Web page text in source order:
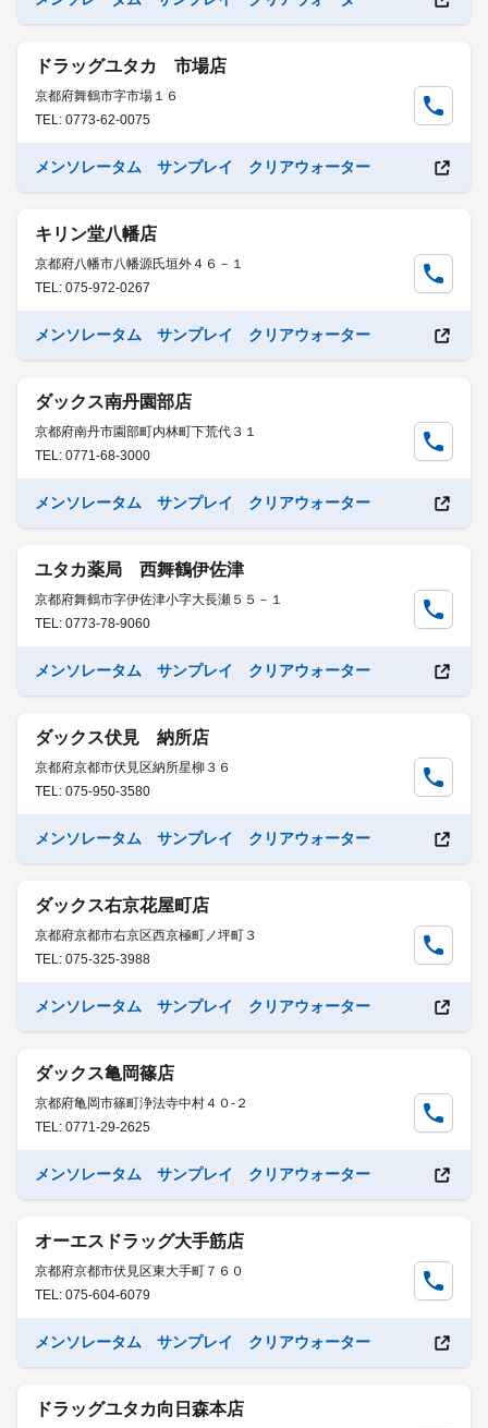
ドラッグユタカ 市場店
京都府舞鶴市字市場１６
TEL: 0773-62-0075
メンソレータム サンプレイ クリアウォーター
キリン堂八幡店
京都府八幡市八幡源氏垣外４６－１
TEL: 075-972-0267
メンソレータム サンプレイ クリアウォーター
ダックス南丹園部店
京都府南丹市園部町内林町下荒代３１
TEL: 0771-68-3000
メンソレータム サンプレイ クリアウォーター
ユタカ薬局 西舞鶴伊佐津
京都府舞鶴市字伊佐津小字大長瀬５５－１
TEL: 0773-78-9060
メンソレータム サンプレイ クリアウォーター
ダックス伏見 納所店
京都府京都市伏見区納所星柳３６
TEL: 075-950-3580
メンソレータム サンプレイ クリアウォーター
ダックス右京花屋町店
京都府京都市右京区西京極町ノ坪町３
TEL: 075-325-3988
メンソレータム サンプレイ クリアウォーター
ダックス亀岡篠店
京都府亀岡市篠町浄法寺中村４０-２
TEL: 0771-29-2625
メンソレータム サンプレイ クリアウォーター
オーエスドラッグ大手筋店
京都府京都市伏見区東大手町７６０
TEL: 075-604-6079
メンソレータム サンプレイ クリアウォーター
ドラッグユタカ向日森本店